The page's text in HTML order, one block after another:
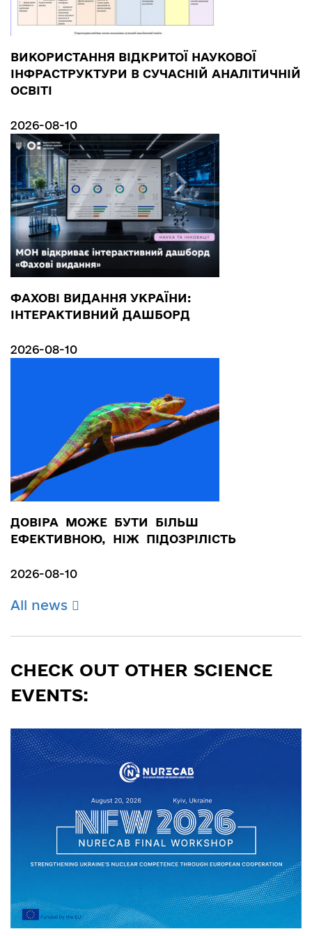
ВИКОРИСТАННЯ ВІДКРИТОЇ НАУКОВОЇ
ІНФРАСТРУКТУРИ В СУЧАСНІЙ АНАЛІТИЧНІЙ
ОСВІТІ
2026-08-10
ФАХОВІ ВИДАННЯ УКРАЇНИ:
ІНТЕРАКТИВНИЙ ДАШБОРД
2026-08-10
ДОВІРА МОЖЕ БУТИ БІЛЬШ
ЕФЕКТИВНОЮ, НІЖ ПІДОЗРІЛІСТЬ
2026-08-10
All news
CHECK OUT OTHER SCIENCE
EVENTS: